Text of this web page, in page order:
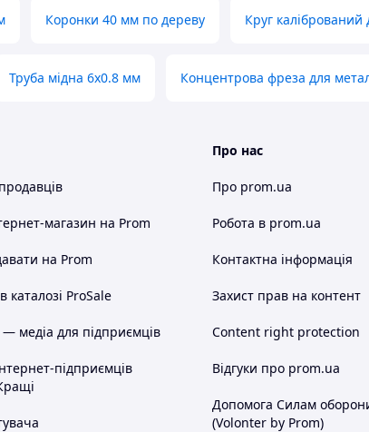
Коронки 40 мм по дереву Круг
Труба мідна 6х0.8 мм Концентрова фреза для
магазин на Prom
на Prom
каталозі ProSale
медіа для підприємців
підприємців
Про нас
Про prom.ua
Робота в prom.ua
Контактна інформація
Захист прав на контент
Content right protection
Відгуки про prom.ua
Допомога Силам
(Volonter by Prom)